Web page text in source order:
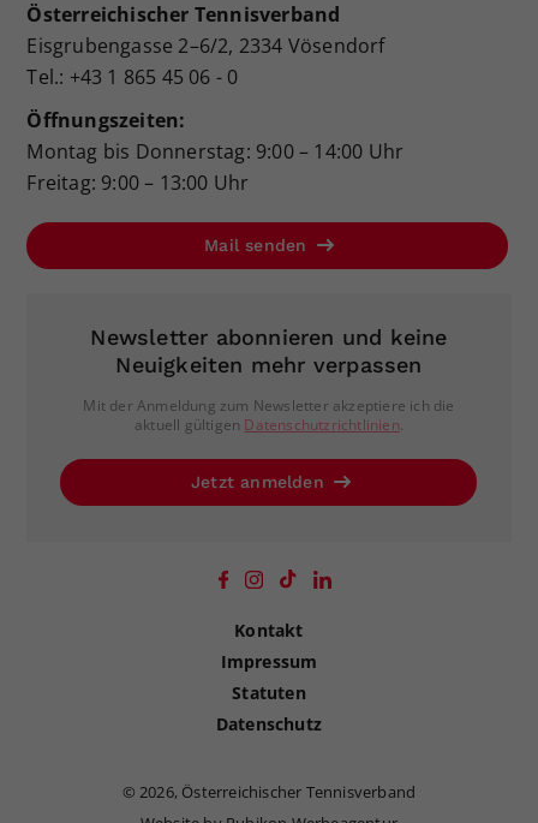
Österreichischer Tennisverband
Eisgrubengasse 2–6/2, 2334 Vösendorf
Tel.: +43 1 865 45 06 - 0
Öffnungszeiten:
Montag bis Donnerstag: 9:00 – 14:00 Uhr
Freitag: 9:00 – 13:00 Uhr
Mail senden
Newsletter abonnieren und keine
Neuigkeiten mehr verpassen
Mit der Anmeldung zum Newsletter akzeptiere ich die
aktuell gültigen Datenschutzrichtlinien.
Jetzt anmelden
Kontakt
Impressum
Statuten
Datenschutz
©2026, Österreichischer Tennisverband